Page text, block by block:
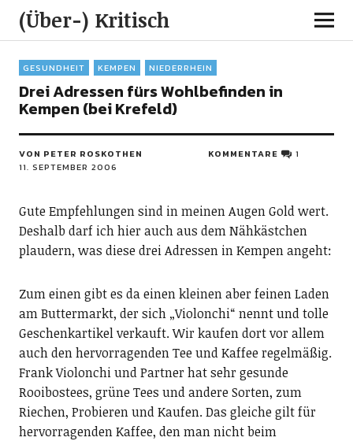
(Über-) Kritisch
GESUNDHEIT KEMPEN NIEDERRHEIN
Drei Adressen fürs Wohlbefinden in
Kempen (bei Krefeld)
VON PETER ROSKOTHEN
11. SEPTEMBER 2006
KOMMENTARE 1
Gute Empfehlungen sind in meinen Augen Gold wert.
Deshalb darf ich hier auch aus dem Nähkästchen
plaudern, was diese drei Adressen in Kempen angeht:
Zum einen gibt es da einen kleinen aber feinen Laden
am Buttermarkt, der sich „Violonchi“ nennt und tolle
Geschenkartikel verkauft. Wir kaufen dort vor allem
auch den hervorragenden Tee und Kaffee regelmäßig.
Frank Violonchi und Partner hat sehr gesunde
Rooibostees, grüne Tees und andere Sorten, zum
Riechen, Probieren und Kaufen. Das gleiche gilt für
hervorragenden Kaffee, den man nicht beim